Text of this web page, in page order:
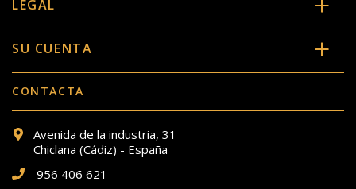
LEGAL
SU CUENTA
CONTACTA
Avenida de la industria, 31
Chiclana (Cádiz) - España
956 406 621